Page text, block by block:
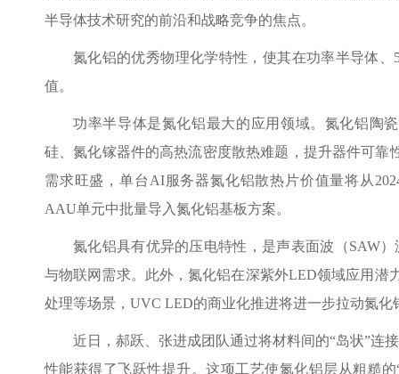
半导体技术研究的前沿和战略竞争的焦点。
氮化铝的优秀物理化学特性，使其在功率半导体
值。
功率半导体是氮化铝最大的应用领域。氮化铝陶
硅、氮化镓器件的高热流密度散热难题，提升器件可
需求旺盛，单台AI服务器氮化铝散热片价值量将从
AAU单元中批量导入氮化铝基板方案。
氮化铝具有优异的压电特性，是声表面波（SAW
与物联网需求。此外，氮化铝在深紫外LED领域应用
处理等场景，UVC LED的商业化推进将进一步拉动氮化
近日，郝跃、张进成团队通过将材料间的“岛状”连
性能获得了飞跃性提升。这项工艺使氮化铝层从粗糙